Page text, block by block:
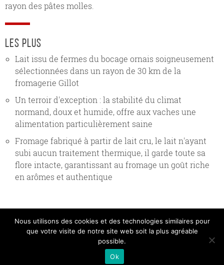
rayon des pâtes molles.
les plus
Lait issu de fermes du bocage ornais soigneusement
sélectionnées dans un rayon de 30 km de la
fromagerie Gillot
Un terroir d'exception : la stabilité du climat
normand, doux et humide, offre aux vaches une
alimentation particulièrement saine
Fromage fabriqué à partir de lait cru, le lait n'ayant
subi aucun traitement thermique, il garde toute sa
flore intacte, garantissant au fromage un goût riche
en arômes et authentique
Copyright Gillot 2017 |Mentions légales|Crédits
Politique de confidentialite
Nous utilisons des cookies et des technologies similaires pour
que votre visite de notre site web soit la plus agréable
possible.
Ok